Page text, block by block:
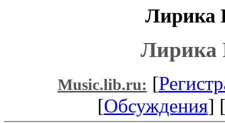
Лирика
Лирика
Music.lib.ru: [
[Обсуждения]